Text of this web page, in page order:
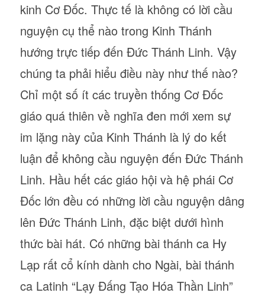
kinh Cơ Đốc. Thực tế là không có lời cầu
nguyện cụ thể nào trong Kinh Thánh
hướng trực tiếp đến Đức Thánh Linh. Vậy
chúng ta phải hiểu điều này như thế nào?
Chỉ một số ít các truyền thống Cơ Đốc
giáo quá thiên về nghĩa đen mới xem sự
im lặng này của Kinh Thánh là lý do kết
luận để không cầu nguyện đến Đức Thánh
Linh. Hầu hết các giáo hội và hệ phái Cơ
Đốc lớn đều có những lời cầu nguyện dâng
lên Đức Thánh Linh, đặc biệt dưới hình
thức bài hát. Có những bài thánh ca Hy
Lạp rất cổ kính dành cho Ngài, bài thánh
ca Latinh “Lạy Đấng Tạo Hóa Thần Linh”